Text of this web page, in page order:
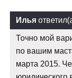
Илья
Точно мой
по вашим
марта 2015.